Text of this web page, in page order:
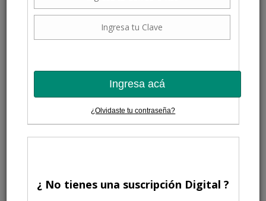
Ingresa acá
¿Olvidaste tu contraseña?
¿ No tienes una suscripción Digital ?